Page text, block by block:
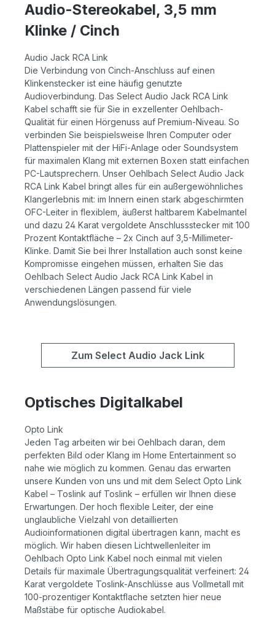
Audio-Stereokabel, 3,5 mm
Klinke / Cinch
Audio Jack RCA Link
Die Verbindung von Cinch-Anschluss auf einen
Klinkenstecker ist eine häufig genutzte
Audioverbindung. Das Select Audio Jack RCA Link
Kabel schafft sie für Sie in exzellenter Oehlbach-
Qualität für einen Hörgenuss auf Premium-Niveau. So
verbinden Sie beispielsweise Ihren Computer oder
Plattenspieler mit der HiFi-Anlage oder Soundsystem
für maximalen Klang mit externen Boxen statt einfachen
PC-Lautsprechern. Unser Oehlbach Select Audio Jack
RCA Link Kabel bringt alles für ein außergewöhnliches
Klangerlebnis mit: im Innern einen stark abgeschirmten
OFC-Leiter in flexiblem, äußerst haltbarem Kabelmantel
und dazu 24 Karat vergoldete Anschlussstecker mit 100
Prozent Kontaktfläche – 2x Cinch auf 3,5-Millimeter-
Klinke. Damit Sie bei Ihrer Installation auch sonst keine
Kompromisse eingehen müssen, erhalten Sie das
Oehlbach Select Audio Jack RCA Link Kabel in
verschiedenen Längen passend für viele
Anwendungslösungen.
Zum Select Audio Jack Link
Optisches Digitalkabel
Opto Link
Jeden Tag arbeiten wir bei Oehlbach daran, dem
perfekten Bild oder Klang im Home Entertainment so
nahe wie möglich zu kommen. Genau das erwarten
unsere Kunden von uns und mit dem Select Opto Link
Kabel – Toslink auf Toslink – erfüllen wir Ihnen diese
Erwartungen. Der hoch flexible Leiter, der eine
unglaubliche Vielzahl von detaillierten
Audioinformationen digital übertragen kann, macht es
möglich. Wir haben diesen Lichtwellenleiter im
Oehlbach Opto Link Kabel noch einmal mit vielen
Details für maximale Übertragungsqualität verfeinert: 24
Karat vergoldete Toslink-Anschlüsse aus Vollmetall mit
100-prozentiger Kontaktflache setzten hier neue
Maßstäbe für optische Audiokabel.